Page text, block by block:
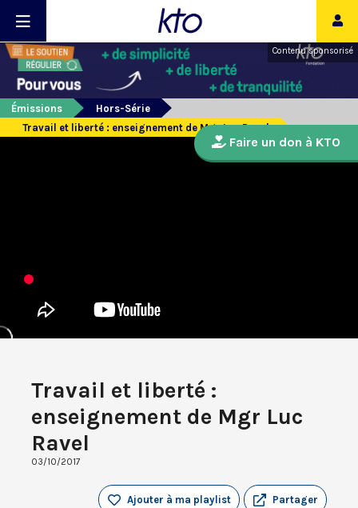
Contenu sponsorisé
Émissions
Hors-Série
Travail et liberté : enseignement de Mgr Luc Ravel
Travail et liberté :
enseignement de Mgr Luc
Ravel
03/10/2017
Partager
Ajouter à ma playlist
Faire un don à KTO